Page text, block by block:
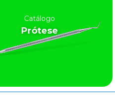
Catálogo
Prótese